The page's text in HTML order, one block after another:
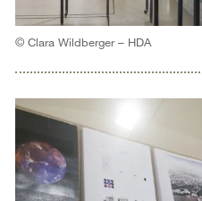
© Clara Wildberger – HDA